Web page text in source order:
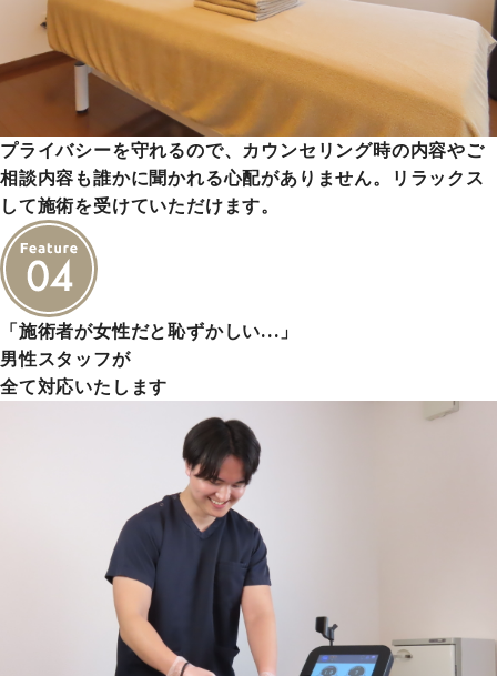
プライバシーを守れるので、カウンセリング時の内容やご
相談内容も誰かに聞かれる心配がありません。リラックス
して施術を受けていただけます。
「施術者が女性だと恥ずかしい…」
男性スタッフが
全て対応いたします